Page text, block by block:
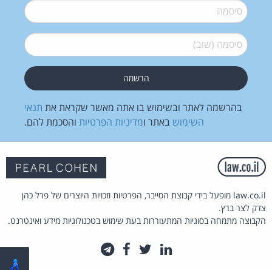
סיסמה*
סיסמה (שוב)*
בהרשמה לאתר ובשימוש בו אתה מאשר שקראת את תנאי
השימוש באתר ומדיניות הפרטיות והסכמת להם.
law.co.il מופעל בידי קבוצת הסייבר, הפרטיות וזכויות היוצרים של פרל כהן
צדק לצר ברץ.
הקבוצה מתמחה בסוגיות המתעוררות בעת שימוש בטכנולוגיות מידע ואינטרנט.
לינקדאין
טוויטרפייסבוק